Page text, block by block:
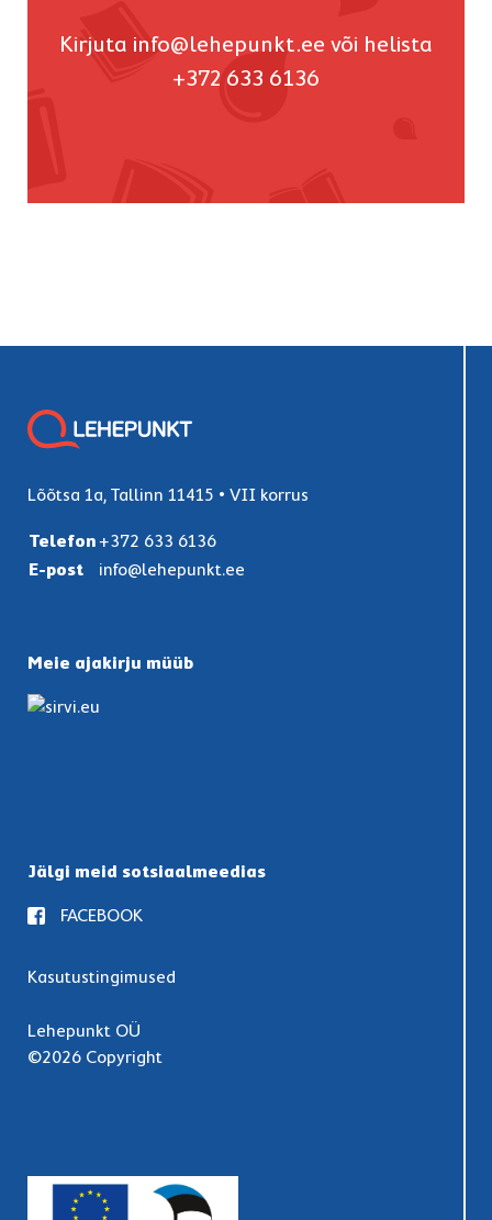
Kirjuta info@lehepunkt.ee või helista
+372 633 6136
Lõõtsa 1a, Tallinn 11415 • VII korrus
Telefon+372 633 6136
E-post
info@lehepunkt.ee
Meie ajakirju müüb
Jälgi meid sotsiaalmeedias
FACEBOOK
Kasutustingimused
Lehepunkt OÜ
©2026 Copyright